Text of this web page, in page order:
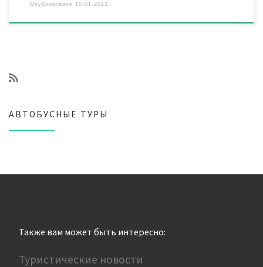
Опубликовано 10.01.2023
АВТОБУСНЫЕ ТУРЫ
Также вам может быть интересно:
Туристические новости